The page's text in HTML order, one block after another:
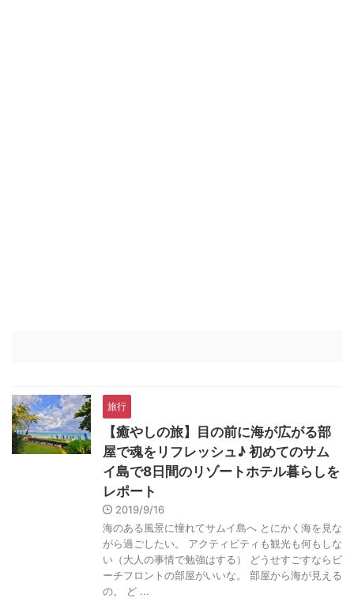
旅行
【癒やしの旅】目の前に海が広がる部
屋で魂をリフレッシュ♪ 初めてのサム
イ島で8日間のリゾートホテル暮らしを
レポート
2019/9/16
海のある風景に憧れてサムイ島へ とにかく海を見な
がら過ごしたい。 アクティビティも観光も何もしな
い（大人の事情で勉強はする） どうせすごすならビ
ーチフロントの部屋がいいな。 部屋から海が見える
の。 ど ...